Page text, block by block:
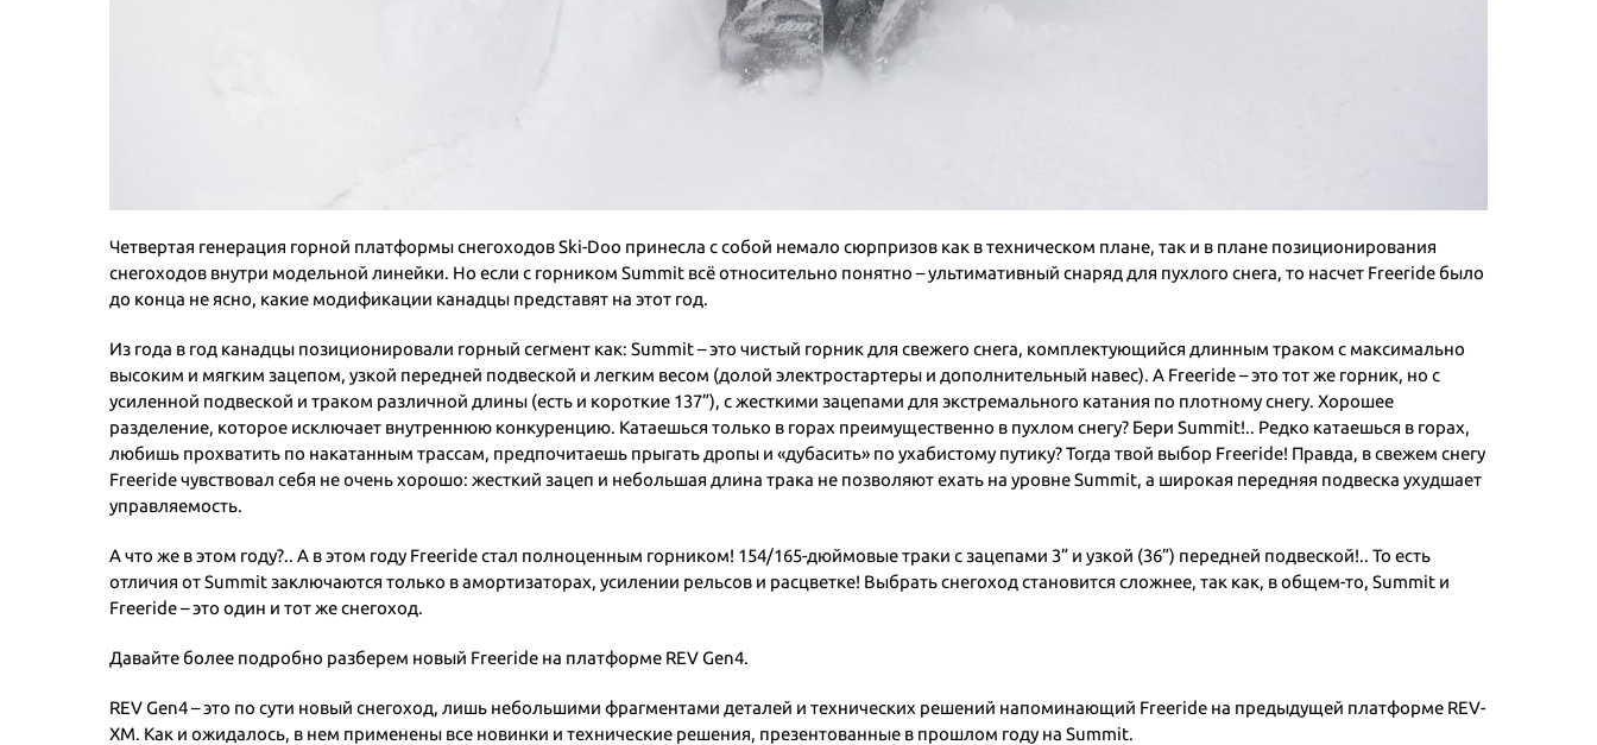
Четвертая генерация горной платформы снегоходов Ski-Doo принесла с собой немало сюрпризов как в техническом плане, так и в плане позиционирования
снегоходов внутри модельной линейки. Но если с горником Summit всё относительно понятно – ультимативный снаряд для пухлого снега, то насчет Freeride было
до конца не ясно, какие модификации канадцы представят на этот год.
Из года в год канадцы позиционировали горный сегмент как: Summit – это чистый горник для свежего снега, комплектующийся длинным траком с максимально
высоким и мягким зацепом, узкой передней подвеской и легким весом (долой электростартеры и дополнительный навес). А Freeride – это тот же горник, но с
усиленной подвеской и траком различной длины (есть и короткие 137”), с жесткими зацепами для экстремального катания по плотному снегу. Хорошее
разделение, которое исключает внутреннюю конкуренцию. Катаешься только в горах преимущественно в пухлом снегу? Бери Summit!.. Редко катаешься в горах,
любишь прохватить по накатанным трассам, предпочитаешь прыгать дропы и «дубасить» по ухабистому путику? Тогда твой выбор Freeride! Правда, в свежем снегу
Freeride чувствовал себя не очень хорошо: жесткий зацеп и небольшая длина трака не позволяют ехать на уровне Summit, а широкая передняя подвеска ухудшает
управляемость.
А что же в этом году?.. А в этом году Freeride стал полноценным горником! 154/165-дюймовые траки с зацепами 3” и узкой (36”) передней подвеской!.. То есть
отличия от Summit заключаются только в амортизаторах, усилении рельсов и расцветке! Выбрать снегоход становится сложнее, так как, в общем-то, Summit и
Freeride – это один и тот же снегоход.
Давайте более подробно разберем новый Freeride на платформе REV Gen4.
REV Gen4 – это по сути новый снегоход, лишь небольшими фрагментами деталей и технических решений напоминающий Freeride на предыдущей платформе REV-
XM. Как и ожидалось, в нем применены все новинки и технические решения, презентованные в прошлом году на Summit.